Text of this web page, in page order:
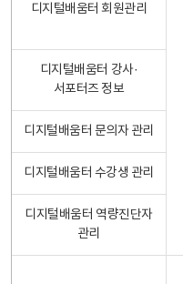
디지털배움터 회원관리
디지털배움터 강사·
서포터즈 정보
디지털배움터 문의자 관리
디지털배움터 수강생 관리
디지털배움터 역량진단자
관리